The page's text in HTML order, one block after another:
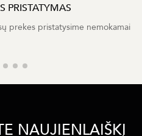
PRISTATYMAS
prekes pristatysime nemokamai
NAUJIENLAIŠKĮ